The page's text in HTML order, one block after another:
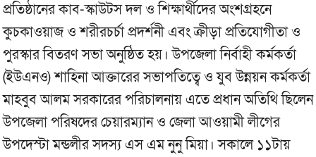
প্রতিষ্ঠানের কাব-স্কাউটস দল ও শিক্ষার্থীদের অংশগ্রহনে
কুচকাওয়াজ ও শরীরচর্চা প্রদর্শনী এবং ক্রীড়া প্রতিযোগীতা ও
পুরস্কার বিতরণ সভা অনুষ্ঠিত হয়। উপজেলা নির্বাহী কর্মকর্তা
(ইউএনও) শাহিনা আক্তারের সভাপতিত্বে ও যুব উন্নয়ন কর্মকর্তা
মাহবুব আলম সরকারের পরিচালনায় এতে প্রধান অতিথি ছিলেন
উপজেলা পরিষদের চেয়ারম্যান ও জেলা আওয়ামী লীগের
উপদেস্টা মন্ডলীর সদস্য এস এম নুনু মিয়া। সকালে ১১টায়